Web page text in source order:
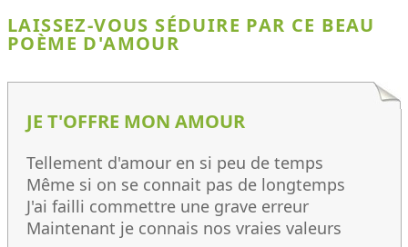
LAISSEZ-VOUS SÉDUIRE PAR CE BEAU
POÈME D'AMOUR
JE T'OFFRE MON AMOUR
Tellement d'amour en si peu de temps
Même si on se connait pas de longtemps
J'ai failli commettre une grave erreur
Maintenant je connais nos vraies valeurs